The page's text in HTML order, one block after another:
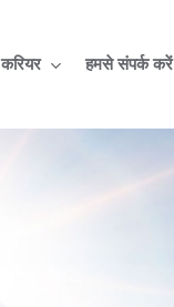
करियर हमसे संपर्क करें